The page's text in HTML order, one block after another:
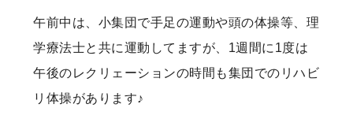
午前中は、小集団で手足の運動や頭の体操等、理
学療法士と共に運動してますが、1週間に1度は
午後のレクリェーションの時間も集団でのリハビ
リ体操があります♪